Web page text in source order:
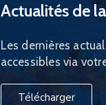
Actualités de
Les dernières
accessibles via
Télécharger